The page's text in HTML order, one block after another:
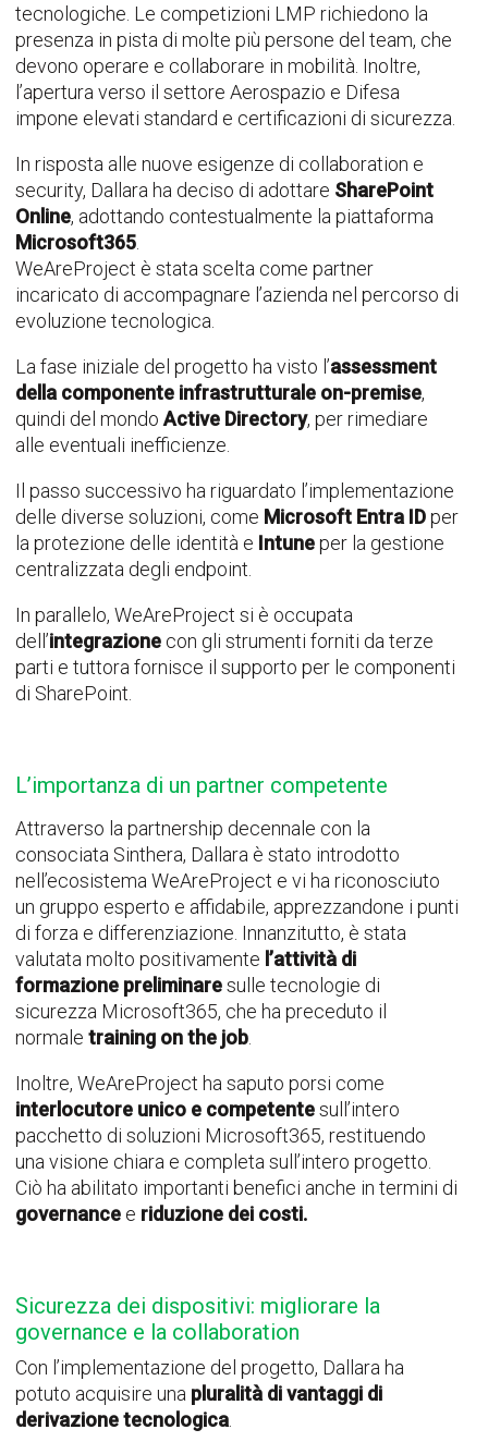
tecnologiche. Le competizioni LMP richiedono la
presenza in pista di molte più persone del team, che
devono operare e collaborare in mobilità. Inoltre,
l’apertura verso il settore Aerospazio e Difesa
impone elevati standard e certificazioni di sicurezza.
In risposta alle nuove esigenze di collaboration e
security, Dallara ha deciso di adottare SharePoint
Online, adottando contestualmente la piattaforma
Microsoft365.
WeAreProject è stata scelta come partner
incaricato di accompagnare l’azienda nel percorso di
evoluzione tecnologica.
La fase iniziale del progetto ha visto l’assessment
della componente infrastrutturale on-premise,
quindi del mondo Active Directory, per rimediare
alle eventuali inefficienze.
Il passo successivo ha riguardato l’implementazione
delle diverse soluzioni, come Microsoft Entra IDper
la protezione delle identità e Intuneper la gestione
centralizzata degli endpoint.
In parallelo, WeAreProject si è occupata
dell’integrazionecon gli strumenti forniti da terze
parti e tuttora fornisce il supporto per le componenti
di SharePoint.
L’importanza di un partner competente
Attraverso la partnership decennale con la
consociata Sinthera, Dallara è stato introdotto
nell’ecosistema WeAreProject e vi ha riconosciuto
un gruppo esperto e affidabile, apprezzandone i punti
di forza e differenziazione. Innanzitutto, è stata
valutata molto positivamente l’attività di
formazione preliminaresulle tecnologie di
sicurezza Microsoft365, che ha preceduto il
normale training on the job.
Inoltre, WeAreProject ha saputo porsi come
interlocutore unico e competentesull’intero
pacchetto di soluzioni Microsoft365, restituendo
una visione chiara e completa sull’intero progetto.
Ciò ha abilitato importanti benefici anche in termini di
governancee riduzione dei costi.
Sicurezza dei dispositivi: migliorare la
governance e la collaboration
Con l’implementazione del progetto, Dallara ha
potuto acquisire una pluralità di vantaggi di
derivazione tecnologica.